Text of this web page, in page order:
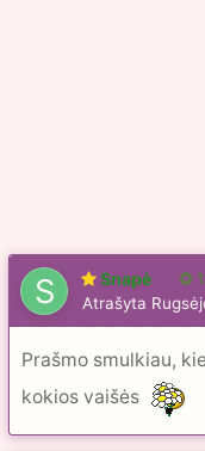
Snapė
Atrašyta
Prašmo smulkiau,
kokios vaišės